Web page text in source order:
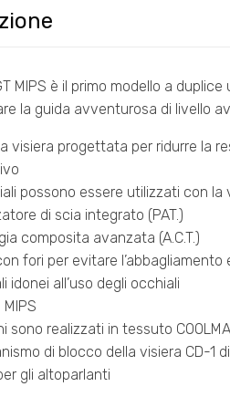
MIPS è il primo modello a
la guida avventurosa di livello
visiera progettata per ridurre la
possono essere utilizzati con la
di scia integrato (PAT.)
composita avanzata (A.C.T.)
fori per evitare l’abbagliamento
idonei all’uso degli occhiali
sono realizzati in tessuto
di blocco della visiera CD-1
gli altoparlanti